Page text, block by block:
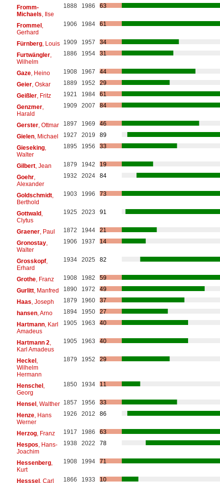
Fromm-
Michaels , Ilse
1888 1986 63
Frommel,
Gerhard
1906 1984 61
Fürnberg, Louis 1909 1957
34
Furtwängler,
Wilhelm
1886 1954 31
Gaze, Heino 1908 1967
44
Geier, Oskar 1889 1952
29
Geißler, Fritz 1921 1984
61
Genzmer,
Harald
1909 2007 84
Gerster, Ottmar 1897 1969
46
Gielen, Michael 1927 2019
89
Gieseking,
Walter
1895 1956 33
Gilbert, Jean 1879 1942
19
Goehr,
Alexander
1932 2024 84
Goldschmidt,
Berthold
1903 1996 73
Gottwald,
Clytus
1925 2023 91
Graener, Paul 1872 1944
21
Gronostay,
Walter
1906 1937 14
Grosskopf,
Erhard
1934 2025 82
Grothe, Franz 1908 1982
59
Gurlitt, Manfred 1890 1972
49
Haas , Joseph 1879 1960
37
hansen, Arno 1894 1950
27
Hartmann, Karl
Amadeus
1905 1963 40
Hartmann 2
Karl Amadeus
1905 1963 40
Heckel,
Wilhelm
Hermann
1879 1952 29
Henschel,
Georg
1850 1934 11
Hensel, Walther 1857 1956
33
Henze, Hans
Werner
1926 2012 86
Herzog, Franz 1917 1986
63
Hespos , Hans-
Joachim
1938 2022 78
Hessenberg,
Kurt
1908 1994 71
Hesssel, Carl 1866 1933 10